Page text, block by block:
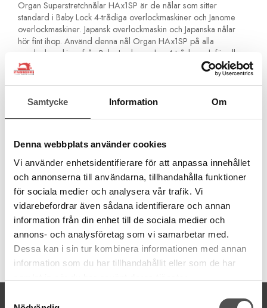
Samtycke Information Om
Denna webbplats använder cookies
Vi använder enhetsidentifierare för att anpassa innehållet
och annonserna till användarna, tillhandahålla funktioner
för sociala medier och analysera vår trafik. Vi
vidarebefordrar även sådana identifierare och annan
information från din enhet till de sociala medier och
annons- och analysföretag som vi samarbetar med.
Dessa kan i sin tur kombinera informationen med annan
information som du har tillhandahållit eller som de har
Organ Superstretchnålar HAx1SP är de nålar som sitter
standard i Baby Lock 4-trådiga overlockmaskiner och Janome
overlockmaskiner. Japansk overlockmaskin och Japanska nålar
hör fint ihop. Använd denna nål Organ HAx1SP på alla
overlockmaskiner från Baby Lock som har 4 trådar och för alla
Janome overlockmaskiner.
Paketet innehåller följande nålar:
3x Nr 75 för tunna till normala material
2x Nr 90 för sömnad i många lager och tjockare material
använda nål ELx705 som du hittarHÄR
Artikelnummer:
5440000BL
KONTAKTA OSS